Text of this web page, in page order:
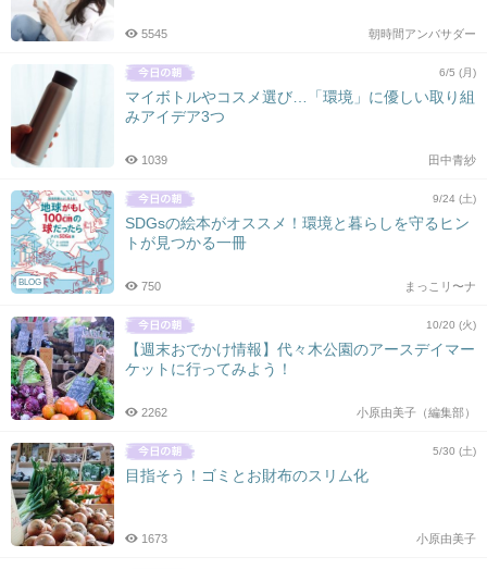
朝時間アンバサダー
5545
6/5 (月)
マイボトルやコスメ選び…「環境」に優しい取り組
みアイデア3つ
田中青紗
1039
BLOG
9/24 (土)
SDGsの絵本がオススメ！環境と暮らしを守るヒン
トが見つかる一冊
まっこリ〜ナ
750
10/20 (火)
【週末おでかけ情報】代々木公園のアースデイマー
ケットに行ってみよう！
小原由美子（編集部）
2262
5/30 (土)
目指そう！ゴミとお財布のスリム化
小原由美子
1673